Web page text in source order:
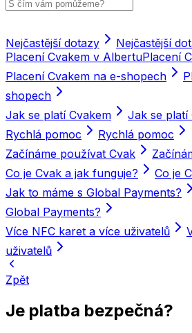
Nejčastější dotazy
Nejčastější
Placení Cvakem v AlbertuPlacení
Placení Cvakem na e-shopech
shopech
Jak se platí Cvakem
Jak se platí
Rychlá pomoc
Rychlá pomoc
Začínáme používat Cvak
Co je Cvak a jak funguje?
Co je
Jak to máme s Global Payments?
Global Payments?
Více NFC karet a více uživatelů
uživatelů
Zpět
Je platba bezpečná?